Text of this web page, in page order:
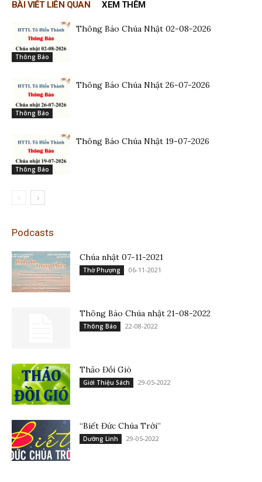
BÀI VIẾT LIÊN QUAN XEM THÊM
Thông Báo
Thông Báo Chúa Nhật 02-08-2026
Thông Báo
Thông Báo Chúa Nhật 26-07-2026
Thông Báo
Thông Báo Chúa Nhật 19-07-2026
Podcasts
Chúa nhật 07-11-2021
Thờ Phượng 06-11-2021
Thông Báo Chúa nhật 21-08-2022
Thông Báo 22-08-2022
Thảo Đồi Gió
Giới Thiệu Sách 29-05-2022
“Biết Đức Chúa Trời”
Dưỡng Linh 29-05-2022